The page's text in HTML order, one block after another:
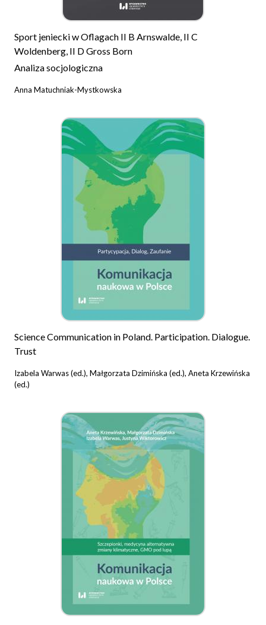
Sport jeniecki w Oflagach II B Arnswalde, II C
Woldenberg, II D Gross Born
Analiza socjologiczna
Anna Matuchniak-Mystkowska
Science Communication in Poland. Participation. Dialogue.
Trust
Izabela Warwas (ed.), Małgorzata Dzimińska (ed.), Aneta Krzewińska
(ed.)